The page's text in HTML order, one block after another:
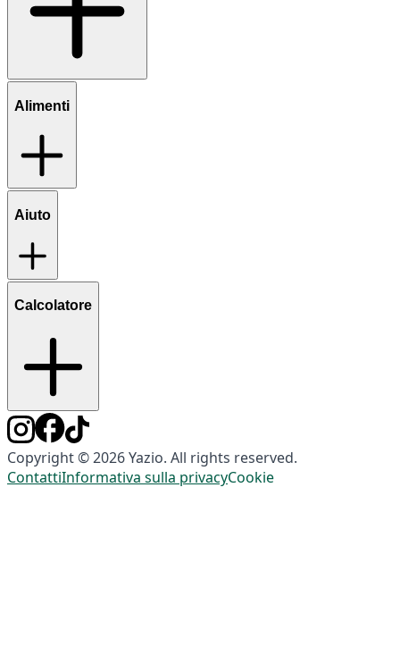
Alimenti
Aiuto
Calcolatore
Copyright © 2026 Yazio. All rights reserved.
ContattiInformativa sulla privacyCookie